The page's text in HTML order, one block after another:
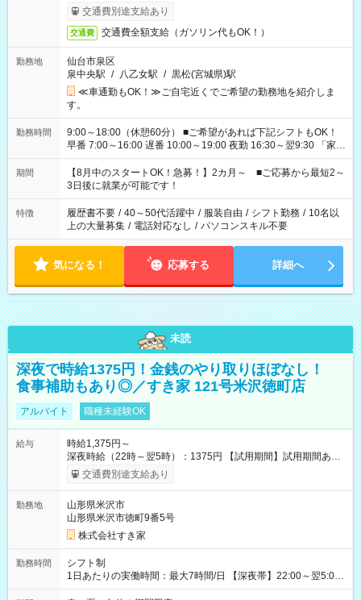
交通費別途支給あり
交通費 交通費全額支給（ガソリン代もOK！）
勤務地
仙台市泉区
泉中央駅 / 八乙女駅 / 黒松(宮城県)駅
≪車通勤もOK！≫ご自宅近くでご希望の勤務地を紹介しま
す。
勤務時間
9:00～18:00（休憩60分） ■ご希望があれば下記シフトもOK！
早番 7:00～16:00 遅番 10:00～19:00 夜勤 16:30～翌9:30 「家族
と休みを合わせたい」 「余裕を持って夕飯の準備がしたい」
「できれば残業はしたくない」 など、ご希望を教えてください
ね。 ※Wワーク希望の方へ 今ご覧のお仕事で希望する勤務時間
と、もう1つのお仕事の勤務時間。 合計で週40時間を超える場
合は応募できません。
期間
【8月中のスタートOK！急募！】2カ月～ ■ご応募から最短2～
3日後に就業が可能です！
特徴 履歴書不要 / 40～50代活躍中 / 服装自由 / シフト勤務 / 10名以
上の大量募集 / 電話対応なし / パソコンスキル不要
気になる！ 応募する 詳細へ
未読
深夜で時給1375円！金銭のやり取りほぼなし！
食事補助もあり◎／すき家 121号米沢徳町店
アルバイト 職種未経験OK
給与
時給1,375円～
深夜時給（22時～翌5時）：1375円 【試用期間】試用期間あり
試用期間の長さ：1ヶ月 雇用形態、給与は本採用時と同じです。
試用期間の実態は30日（※条件変更なし）ですが、切り上げで
同時給）
交通費別途支給あり
勤務地
山形県米沢市
山形県米沢市徳町9番5号
株式会社すき家
勤務時間
シフト制
1日あたりの実働時間：最大7時間/日 【深夜帯】22:00～翌5:00
週2日～・1日2h～OK◎ ※22:00から翌5:00までは18歳以上の方